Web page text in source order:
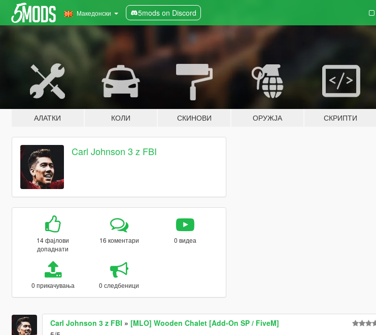
Македонски 5mods on Discord
АЛАТКИ КОЛИ СКИНОВИ ОРУЖЈА СКРИПТИ
Carl Johnson 3 z FBI
14 фајлови
допаднати
16 коментари 0 видеа
0 прикачувања 0 следбеници
Carl Johnson 3 z FBI » [MLO] Wooden Chalet [Add-On SP / FiveM]